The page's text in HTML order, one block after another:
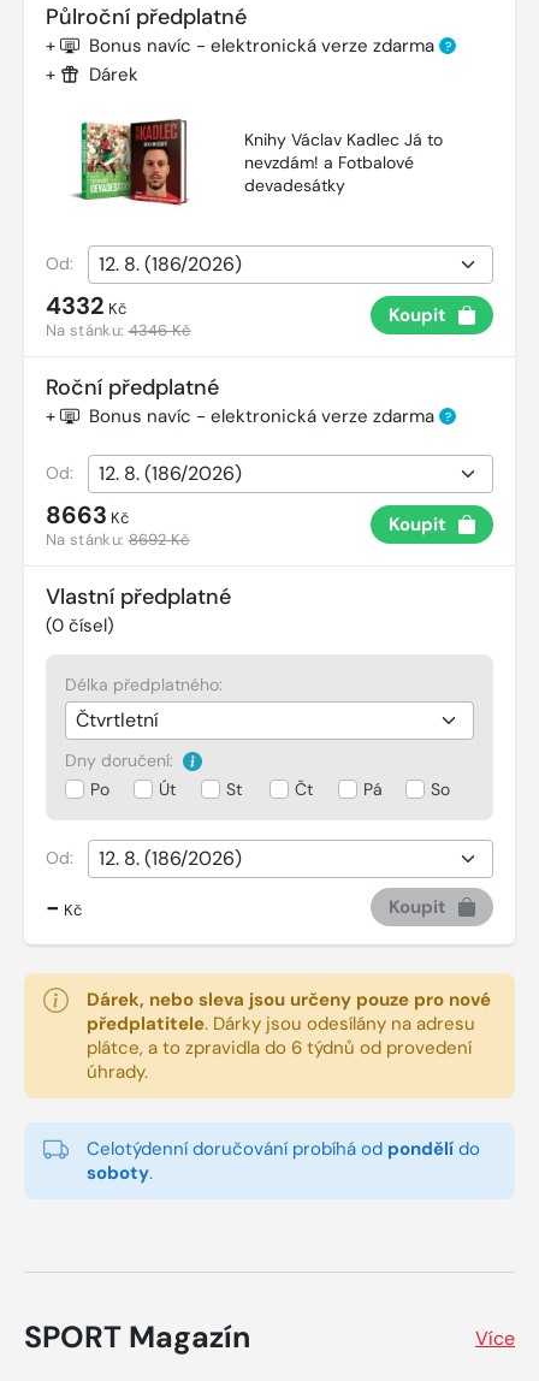
Půlroční předplatné
+ Bonus navíc - elektronická verze zdarma ?
+ Dárek
Knihy Václav Kadlec Já to
nevzdám! a Fotbalové
devadesátky
Od:
4332 Kč
Na stánku:4346 Kč
Koupit
Roční předplatné
+ Bonus navíc - elektronická verze zdarma ?
Od:
8663 Kč
Na stánku:8692 Kč
Koupit
Vlastní předplatné
(0 čísel)
Délka předplatného:
Dny doručení:
Po
Út St Čt Pá So
Od:
- Kč Koupit
Dárek, nebo sleva jsou určeny pouze pro nové
předplatitele. Dárky jsou odesílány na adresu
plátce, a to zpravidla do 6 týdnů od provedení
úhrady.
Celotýdenní doručování probíhá od pondělí do
soboty.
SPORT Magazín Více